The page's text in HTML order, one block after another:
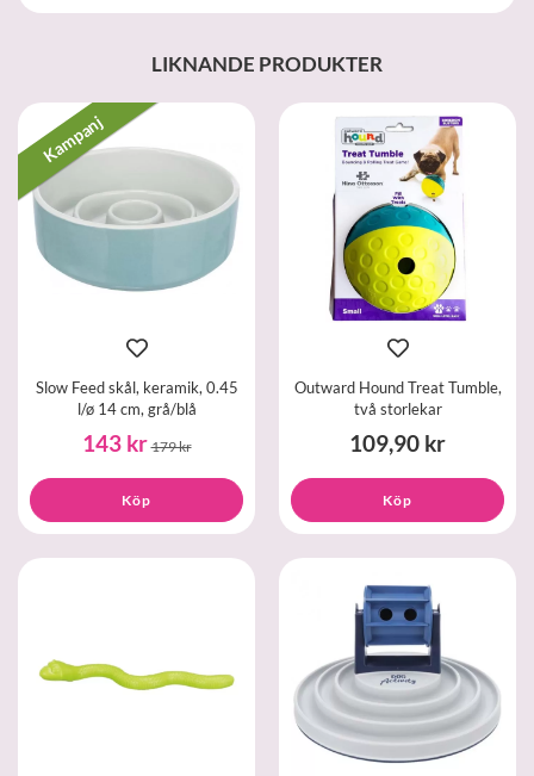
LIKNANDE PRODUKTER
Kampanj
Slow Feed skål, keramik, 0.45
l/ø 14 cm, grå/blå
143 kr 179 kr
Köp
Outward Hound Treat Tumble,
två storlekar
109,90 kr
Köp